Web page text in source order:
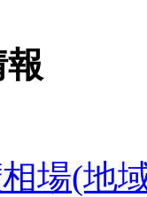
場(地